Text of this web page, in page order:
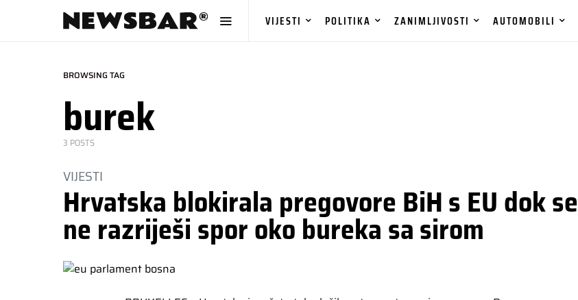
VIJESTI POLITIKA ZANIMLJIVOSTI AUTOMOBILI
BROWSING TAG
burek
3 POSTS
VIJESTI
Hrvatska blokirala pregovore BiH s EU dok se
ne razriješi spor oko bureka sa sirom